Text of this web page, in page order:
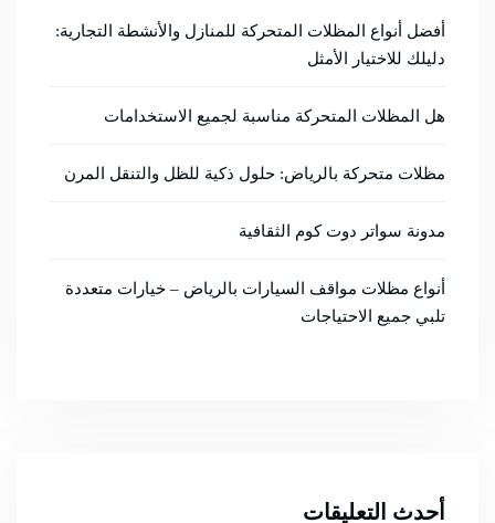
أفضل أنواع المظلات المتحركة للمنازل والأنشطة التجارية:
دليلك للاختيار الأمثل
هل المظلات المتحركة مناسبة لجميع الاستخدامات
مظلات متحركة بالرياض: حلول ذكية للظل والتنقل المرن
مدونة سواتر دوت كوم الثقافية
أنواع مظلات مواقف السيارات بالرياض – خيارات متعددة
تلبي جميع الاحتياجات
أحدث التعليقات